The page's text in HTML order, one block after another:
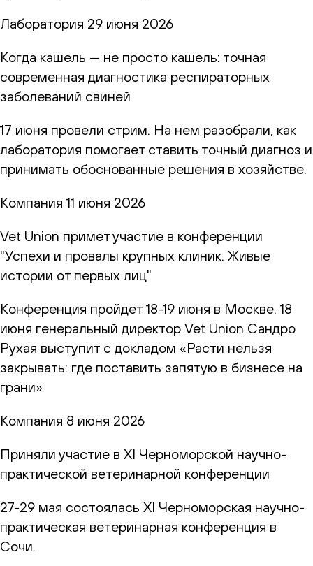
Лаборатория 29 июня 2026
Когда кашель — не просто кашель: точная
современная диагностика респираторных
заболеваний свиней
17 июня провели стрим. На нем разобрали, как
лаборатория помогает ставить точный диагноз и
принимать обоснованные решения в хозяйстве.
Компания 11 июня 2026
Vet Union примет участие в конференции
"Успехи и провалы крупных клиник. Живые
истории от первых лиц"
Конференция пройдет 18-19 июня в Москве. 18
июня генеральный директор Vet Union Сандро
Рухая выступит с докладом «Расти нельзя
закрывать: где поставить запятую в бизнесе на
грани»
Компания 8 июня 2026
Приняли участие в XI Черноморской научно-
практической ветеринарной конференции
27-29 мая состоялась XI Черноморская научно-
практическая ветеринарная конференция в
Сочи.